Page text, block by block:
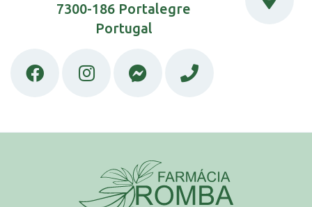
7300-186 Portalegre
Portugal